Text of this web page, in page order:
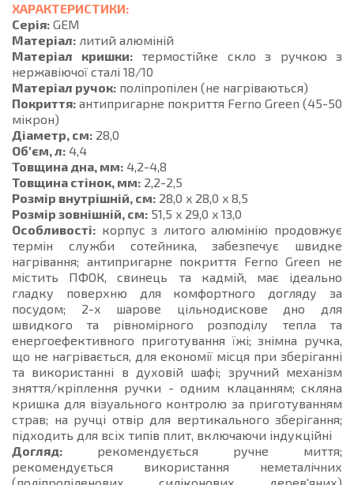
ХАРАКТЕРИСТИКИ:
Серія: GEM
Матеріал: литий алюміній
Матеріал кришки:термостійке скло з ручкою з
нержавіючої сталі 18/10
Матеріал ручок: поліпропілен (не нагріваються)
Покриття: антипригарне покриття Ferno Green (45-50
мікрон)
Діаметр, см: 28,0
Об'єм, л: 4,4
Товщина дна, мм: 4,2-4,8
Товщина стінок, мм: 2,2-2,5
Розмір внутрішній, см: 28,0 x 28,0 x 8,5
Розмір зовнішній, см: 51,5 x 29,0 x 13,0
Особливості: корпус з литого алюмінію продовжує
термін служби сотейника, забезпечує швидке
нагрівання; антипригарне покриття Ferno Green не
містить ПФОК, свинець та кадмій, має ідеально
гладку поверхню для комфортного догляду за
посудом; 2-х шарове цільнодискове дно для
швидкого та рівномірного розподілу тепла та
енергоефективного приготування їжі; знімна ручка,
що не нагрівається, для економії місця при зберіганні
та використанні в духовій шафі; зручний механізм
зняття/кріплення ручки - одним клацанням; скляна
кришка для візуального контролю за приготуванням
страв; на ручці отвір для вертикального зберігання;
підходить для всіх типів плит, включаючи індукційні
Догляд: рекомендується ручне миття;
рекомендується використання неметалічних